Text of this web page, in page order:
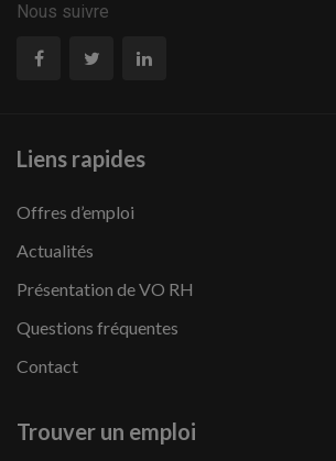
Nous suivre
Liens rapides
Offres d’emploi
Actualités
Présentation de VO RH
Questions fréquentes
Contact
Trouver un emploi